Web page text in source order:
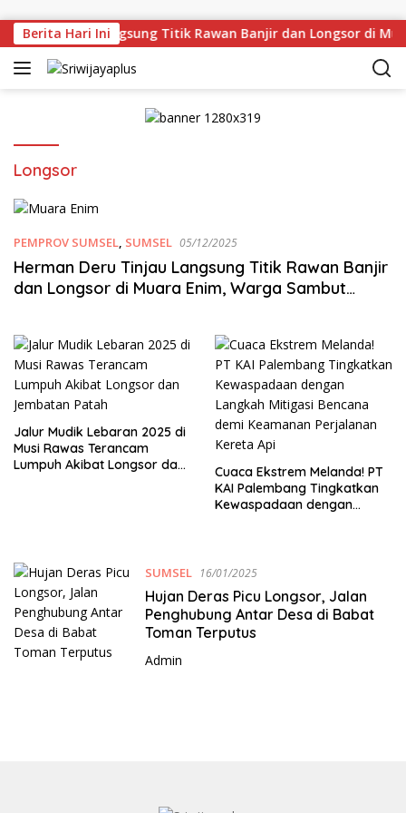
Berita Hari Ini
Deru Tinjau Langsung Titik Rawan Banjir dan Longsor di
Longsor
PEMPROV SUMSEL, SUMSEL 05/12/2025
Herman Deru Tinjau Langsung Titik Rawan Banjir
dan Longsor di Muara Enim, Warga Sambut
Jalur Mudik Lebaran 2025 di
Musi Rawas Terancam
Lumpuh Akibat Longsor dan
Cuaca Ekstrem Melanda! PT
KAI Palembang Tingkatkan
Kewaspadaan dengan
SUMSEL
16/01/2025
Hujan Deras Picu Longsor, Jalan
Penghubung Antar Desa di Babat
Toman Terputus
Admin